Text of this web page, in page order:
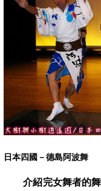
日本四國－德島阿波舞
介紹完女舞者的